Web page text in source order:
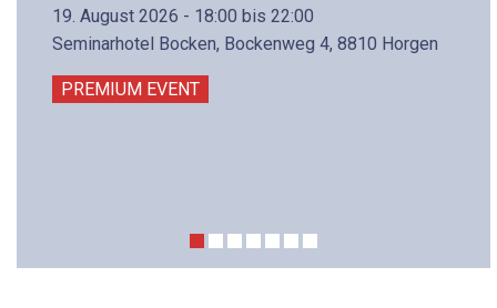
19. August 2026 - 18:00 bis 22:00
Seminarhotel Bocken, Bockenweg 4, 8810 Horgen
PREMIUM EVENT